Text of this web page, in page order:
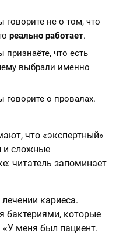
говорите не о том, что
реально работает.
признаёте, что есть
выбрали именно
говорите о провалах.
что «экспертный»
и сложные
читатель запоминает
кариеса.
бактериями, которые
меня был пациент.